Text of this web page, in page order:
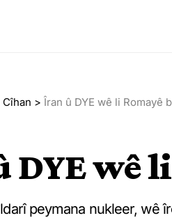
Cîhan > Îran û DYE wê li Romayê
DYE wê
peymana nukleer, wê